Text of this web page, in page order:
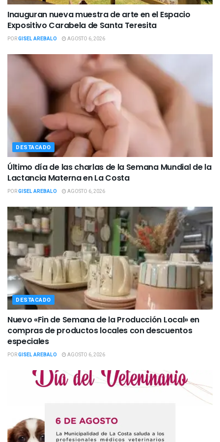
Inauguran nueva muestra de arte en el Espacio
Expositivo Carabela de Santa Teresita
PORGISEL AREBALO AGOSTO 6, 2026
DESTACADO
Último día de las charlas de la Semana Mundial de la
Lactancia Materna en La Costa
PORGISEL AREBALO AGOSTO 6, 2026
DESTACADO
Nuevo «Fin de Semana de la Producción Local» en
compras de productos locales con descuentos
especiales
PORGISEL AREBALO AGOSTO 6, 2026